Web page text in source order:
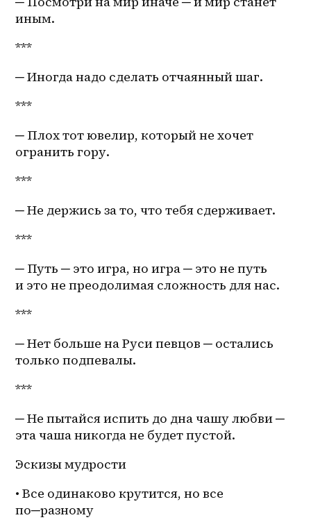
иным.
***
─ Иногда надо сделать отчаянный шаг.
***
─ Плох тот ювелир, который не хочет
огранить гору.
***
─ Не держись за то, что тебя сдерживает.
***
─ Путь ─ это игра, но игра ─ это не путь
и это не преодолимая сложность для нас.
***
─ Нет больше на Руси певцов ─ остались
только подпевалы.
***
─ Не пытайся испить до дна чашу любви ─
эта чаша никогда не будет пустой.
Эскизы мудрости
• Все одинаково крутится, но все
по─разному